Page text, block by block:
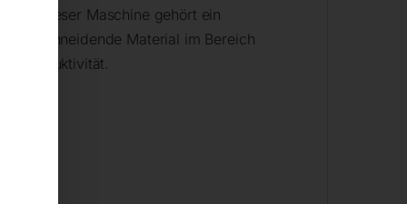
dieser Maschine gehört ein
zu schneidende Material im Bereich